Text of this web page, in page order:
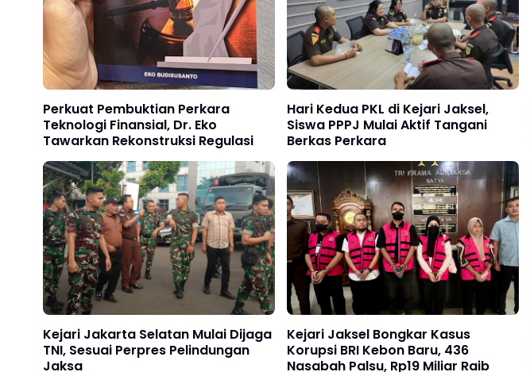
Perkuat Pembuktian Perkara
Teknologi Finansial, Dr. Eko
Tawarkan Rekonstruksi Regulasi
Hari Kedua PKL di Kejari Jaksel,
Siswa PPPJ Mulai Aktif Tangani
Berkas Perkara
Kejari Jakarta Selatan Mulai Dijaga
TNI, Sesuai Perpres Pelindungan
Jaksa
Kejari Jaksel Bongkar Kasus
Korupsi BRI Kebon Baru, 436
Nasabah Palsu, Rp19 Miliar Raib